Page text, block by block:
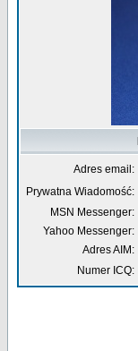
Adres email:
Prywatna Wiadomość:
MSN Messenger:
Yahoo Messenger:
Adres AIM:
Numer ICQ: